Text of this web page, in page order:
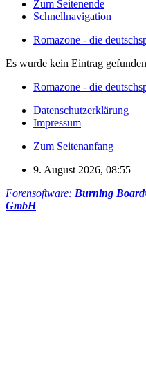
Zum Seitenende
Schnellnavigation
Romazone - die
Es wurde kein Eintrag
Romazone - die
Datenschutzerklärung
Impressum
Zum Seitenanfang
9. August 2026, 08:55
Forensoftware: Burning
GmbH